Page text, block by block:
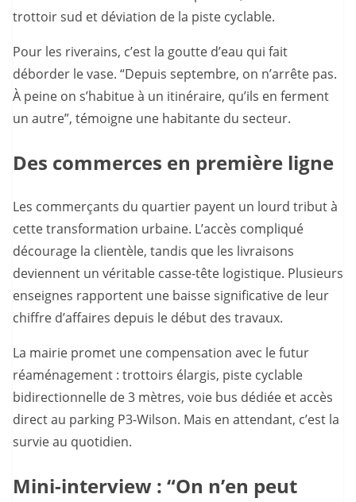
trottoir sud et déviation de la piste cyclable.
Pour les riverains, c’est la goutte d’eau qui fait
déborder le vase. “Depuis septembre, on n’arrête pas.
À peine on s’habitue à un itinéraire, qu’ils en ferment
un autre”, témoigne une habitante du secteur.
Des commerces en première ligne
Les commerçants du quartier payent un lourd tribut à
cette transformation urbaine. L’accès compliqué
décourage la clientèle, tandis que les livraisons
deviennent un véritable casse-tête logistique. Plusieurs
enseignes rapportent une baisse significative de leur
chiffre d’affaires depuis le début des travaux.
La mairie promet une compensation avec le futur
réaménagement : trottoirs élargis, piste cyclable
bidirectionnelle de 3 mètres, voie bus dédiée et accès
direct au parking P3-Wilson. Mais en attendant, c’est la
survie au quotidien.
Mini-interview : “On n’en peut